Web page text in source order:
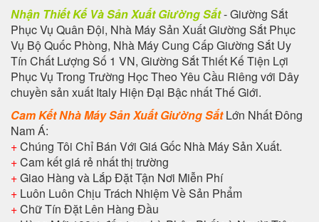
Nhận Thiết Kế Và Sản Xuất Giường Sắt- Giường Sắt
Phục Vụ Quân Đội, Nhà Máy Sản Xuất Giường Sắt Phục
Vụ Bộ Quốc Phòng, Nhà Máy Cung Cấp Giường Sắt Uy
Tín Chất Lượng Số 1 VN, Giường Sắt Thiết Kế Tiện Lợi
Phục Vụ Trong Trường Học Theo Yêu Cầu Riêng với Dây
chuyền sản xuất Italy Hiện Đại Bậc nhất Thế Giới.
Cam Kết Nhà Máy Sản Xuất Giường SắtLớn Nhất Đông
Nam Á:
+Chúng Tôi Chỉ Bán Với Giá Gốc Nhà Máy Sản Xuất.
+Cam kết giá rẻ nhất thị trường
+Giao Hàng và Lắp Đặt Tận Nơi Miễn Phí
+ Luôn Luôn Chịu Trách Nhiệm Về Sản Phẩm
+Chữ Tín Đặt Lên Hàng Đầu